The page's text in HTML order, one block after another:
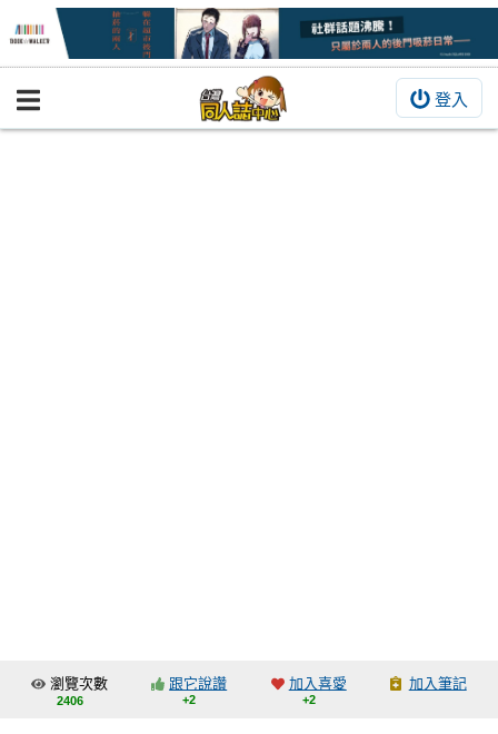
登入
BOOKY書集倉庫
交流中心
瀏覽次數
2406
跟它說讚
+2
加入喜愛
+2
加入筆記